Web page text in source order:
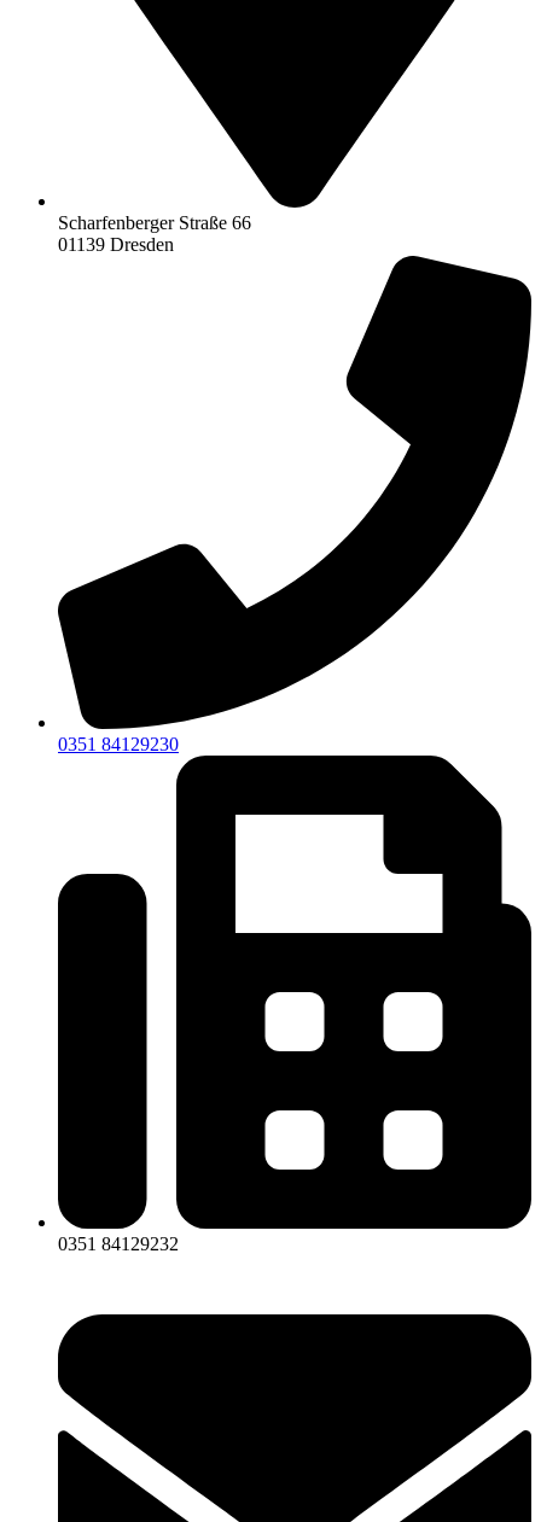
Scharfenberger Straße 66
01139 Dresden
0351 84129230
0351 84129232